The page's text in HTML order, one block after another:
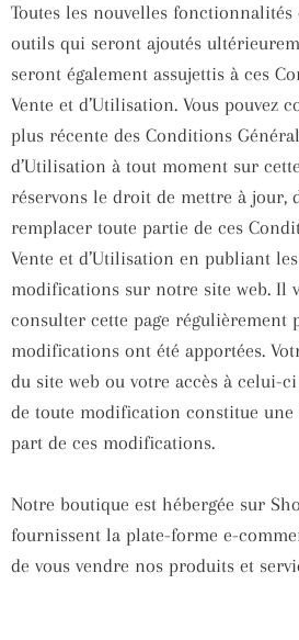
Toutes les nouvelles fonctionnalités
outils qui seront ajoutés
seront également assujettis à ces
Vente et d’Utilisation. Vous pouvez
plus récente des Conditions
d’Utilisation à tout moment sur
réservons le droit de mettre à jour,
remplacer toute partie de ces
Vente et d’Utilisation en publiant
modifications sur notre site web. Il
consulter cette page régulièrement
modifications ont été apportées.
du site web ou votre accès à celui-
de toute modification constitue une
part de ces modifications.
Notre boutique est hébergée sur
fournissent la plate-forme e-
de vous vendre nos produits et